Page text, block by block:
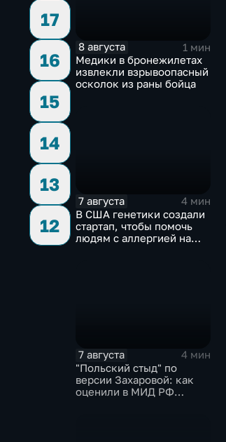
17
16
15
14
13
12
8 августа
1 мин
Медики в бронежилетах
извлекли взрывоопасный
осколок из раны бойца
7 августа
4 мин
В США генетики создали
стартап, чтобы помочь
людям с аллергией на
7 августа
4 мин
"Польский стыд" по
версии Захаровой: как
оценили в МИД РФ